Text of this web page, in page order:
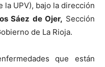
la UPV), bajo la dirección
Sáez de Ojer, Sección
de La Rioja.
que están